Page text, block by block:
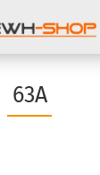
63A